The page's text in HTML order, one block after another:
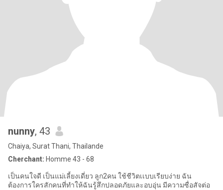
nunny, 43
Chaiya, Surat Thani, Thailande
Cherchant: Homme 43 - 68
เป็นคนใจดี เป็นแม่เลี้ยงเดี่ยว ลูก2คน ใช้ชีวิตเเบบเรียบง่าย ฉัน
ต้องการใครสักคนที่ทำให้ฉันรู้สึกปลอดภัยและอบอุ่น มีความซื่อสัจต่อ